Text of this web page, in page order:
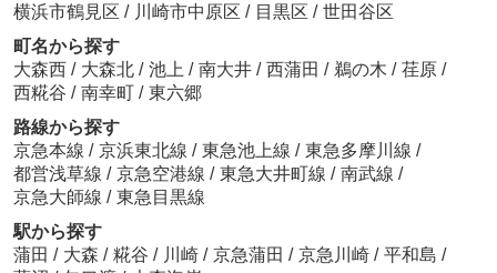
横浜市鶴見区 / 川崎市中原区 / 目黒区 / 世田谷区
町名から探す
大森西 / 大森北 / 池上 / 南大井 / 西蒲田 / 鵜の木 / 荏原 /
西糀谷 / 南幸町 / 東六郷
路線から探す
京急本線 / 京浜東北線 / 東急池上線 / 東急多摩川線 /
都営浅草線 / 京急空港線 / 東急大井町線 / 南武線 /
京急大師線 / 東急目黒線
駅から探す
蒲田 / 大森 / 糀谷 / 川崎 / 京急蒲田 / 京急川崎 / 平和島 /